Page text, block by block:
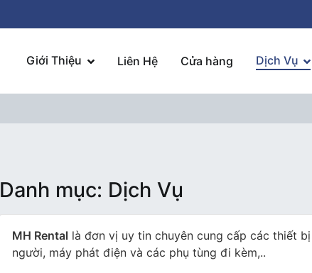
Giới Thiệu Liên Hệ Cửa hàng Dịch Vụ
Danh mục: Dịch Vụ
MH Rental là đơn vị uy tin chuyên cung cấp các thiết
người, máy phát điện và các phụ tùng đi kèm,..